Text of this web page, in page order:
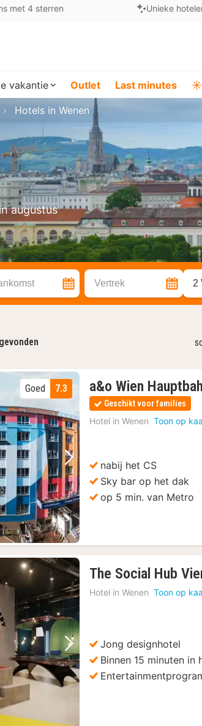
met 4 sterren Unieke
vakantie Outlet Last minutes ☀️
augustus
Hotels in Wenen
Vertrek 2
Volgende foto
7.3
Goed a&o Wien
Geschikt voor families
Hotel in Wenen Toon op
nabij het CS
Sky bar op het dak
op 5 min. van Metro
Volgende foto
The Social Hub
Hotel in Wenen Toon op
Jong designhotel
Binnen 15 minuten